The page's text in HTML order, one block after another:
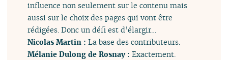
influence non seulement sur le contenu mais
aussi sur le choix des pages qui vont être
rédigées. Donc un défi est d’élargir…
Nicolas Martin :La base des contributeurs.
Mélanie Dulong de Rosnay :Exactement.